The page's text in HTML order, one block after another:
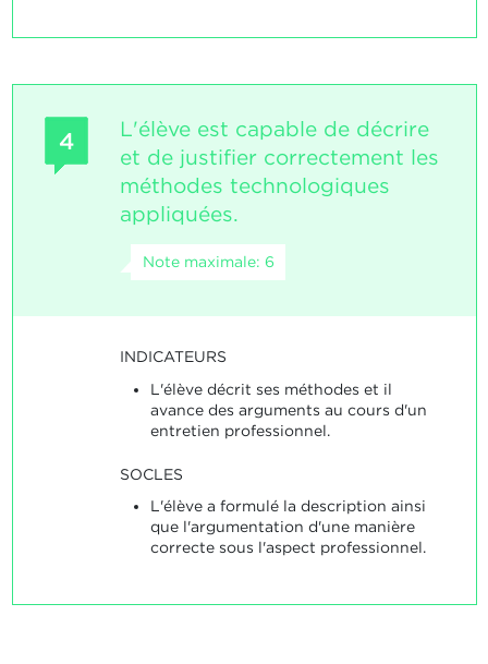
4
L'élève est capable de décrire
et de justifier correctement les
méthodes technologiques
appliquées.
Note maximale: 6
INDICATEURS
L'élève décrit ses méthodes et il
avance des arguments au cours d'un
entretien professionnel.
SOCLES
L'élève a formulé la description ainsi
que l'argumentation d'une manière
correcte sous l'aspect professionnel.